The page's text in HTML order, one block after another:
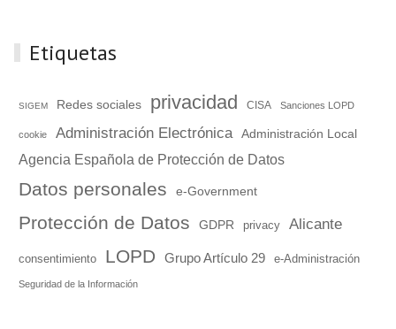
Etiquetas
SIGEM Redes sociales privacidad CISA Sanciones LOPD
cookie Administración Electrónica Administración Local
Agencia Española de Protección de Datos
Datos personales e-Government
Protección de Datos GDPR privacy Alicante
consentimiento LOPD Grupo Artículo 29 e-Administración
Seguridad de la Información